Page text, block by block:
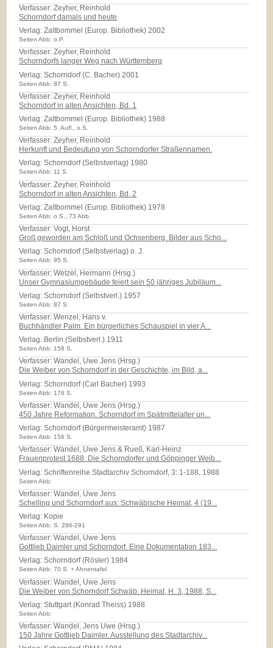
Verfasser: Zeyher, Reinhold
Schorndorf damals und heute
Verlag:Zaltbommel (Europ. Bibliothek) 2002
Seiten Abb: o.P.
Verfasser: Zeyher, Reinhold
Schorndorfs langer Weg nach Württemberg
Verlag:Schorndorf (C. Bacher) 2001
Seiten Abb: 87 S.
Verfasser: Zeyher, Reinhold
Schorndorf in alten Ansichten, Bd. 1
Verlag:Zaltbommel (Europ. Bibliothek) 1988
Seiten Abb: 5. Aufl., o.S.
Verfasser: Zeyher, Reinhold
Herkunft und Bedeutung von Schorndorfer Straßennamen.
Verlag:Schorndorf (Selbstverlag) 1980
Seiten Abb: 11 S.
Verfasser: Zeyher, Reinhold
Schorndorf in alten Ansichten, Bd. 2
Verlag:Zaltbommel (Europ. Bibliothek) 1978
Seiten Abb: o.S., 73 Abb.
Verfasser: Vogt, Horst
Groß geworden am Schloß und Ochsenberg. Bilder aus Scho...
Verlag:Schorndorf (Selbstverlag) o. J.
Seiten Abb: 95 S.
Verfasser: Wetzel, Hermann (Hrsg.)
Unser Gymnasiumgebäude feiert sein 50 jähriges Jubiläum...
Verlag:Schorndorf (Selbstverl.) 1957
Seiten Abb: 87 S.
Verfasser: Wenzel, Hans v.
Buchhändler Palm. Ein bürgerliches Schauspiel in vier A...
Verlag: Berlin (Selbstverl.) 1911
Seiten Abb: 158 S.
Verfasser: Wandel, Uwe Jens (Hrsg.)
Die Weiber von Schorndorf in der Geschichte, im Bild, a...
Verlag:Schorndorf (Carl Bacher) 1993
Seiten Abb: 176 S.
Verfasser: Wandel, Uwe Jens (Hrsg.)
450 Jahre Reformation. Schorndorf im Spätmittelalter un...
Verlag:Schorndorf (Bürgermeisteramt) 1987
Seiten Abb: 156 S.
Verfasser: Wandel, Uwe Jens & Rueß, Karl-Heinz
Frauenprotest 1688. Die Schorndorfer und Göppinger Weib...
Verlag:Schriftenreihe Stadtarchiv Schorndorf, 3: 1-188, 1988
Seiten Abb:
Verfasser: Wandel, Uwe Jens
Schelling und Schorndorf aus: Schwäbische Heimat, 4 (19...
Verlag: Kopie
Seiten Abb: S. 286-291
Verfasser: Wandel, Uwe Jens
Gottlieb Daimler und Schorndorf. Eine Dokumentation 183...
Verlag:Schorndorf (Rösler) 1984
Seiten Abb: 70 S. + Ahnentafel
Verfasser: Wandel, Uwe Jens
Die Weiber von Schorndorf Schwäb. Heimat, H. 3, 1988, S...
Verlag:Stuttgart (Konrad Theiss) 1988
Seiten Abb:
Verfasser: Wandel, Jens Uwe (Hrsg.)
150 Jahre Gottlieb Daimler. Ausstellung des Stadtarchiv...